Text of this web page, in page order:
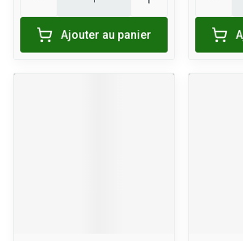
Ajouter au panier